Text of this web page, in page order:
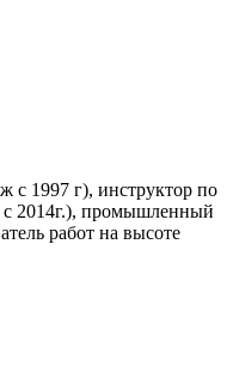
с 1997 г), инструктор по
2014г.), промышленный
работ на высоте